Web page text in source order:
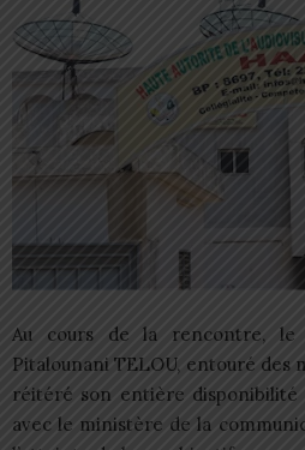
Au cours de la rencontre, le
Pitalounani TELOU, entouré des
réitéré son entière
avec le ministère de la